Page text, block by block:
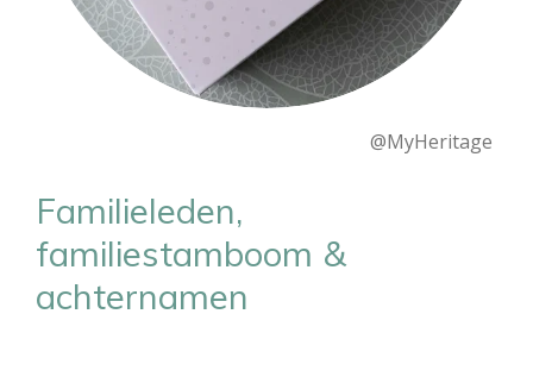
@MyHeritage
Familieleden,
familiestamboom &
achternamen